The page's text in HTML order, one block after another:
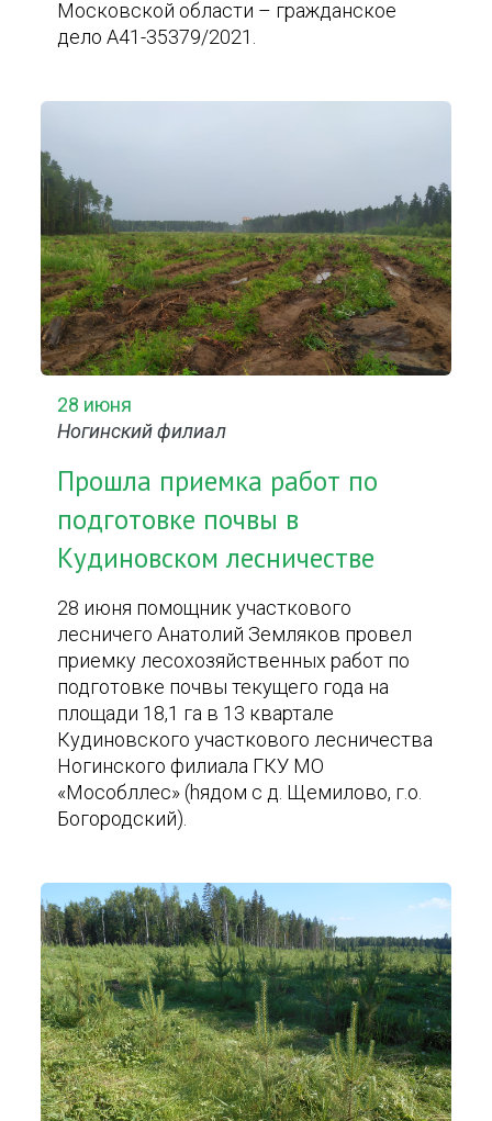
Московской области – гражданское
дело А41-35379/2021.
28 июня
Ногинский филиал
Прошла приемка работ по
подготовке почвы в
Кудиновском лесничестве
28 июня помощник участкового
лесничего Анатолий Земляков провел
приемку лесохозяйственных работ по
подготовке почвы текущего года на
площади 18,1 га в 13 квартале
Кудиновского участкового лесничества
Ногинского филиала ГКУ МО
«Мособллес» (hядом с д. Щемилово, г.о.
Богородский).